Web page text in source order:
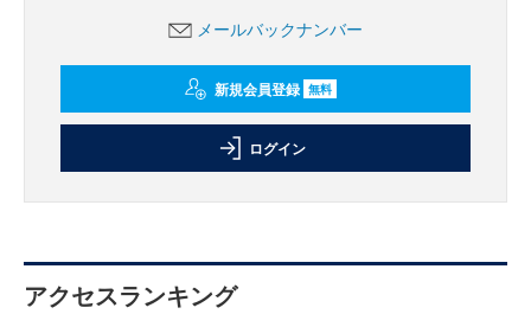
メールバックナンバー
新規会員登録 無料
ログイン
アクセスランキング